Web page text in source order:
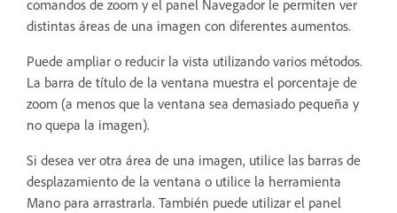
comandos de zoom y el panel Navegador le permiten ver
distintas áreas de una imagen con diferentes aumentos.
Puede ampliar o reducir la vista utilizando varios métodos.
La barra de título de la ventana muestra el porcentaje de
zoom (a menos que la ventana sea demasiado pequeña y
no quepa la imagen).
Si desea ver otra área de una imagen, utilice las barras de
desplazamiento de la ventana o utilice la herramienta
Mano para arrastrarla. También puede utilizar el panel